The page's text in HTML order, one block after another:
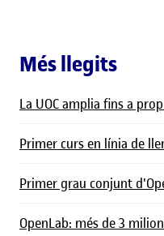
Més llegits
La UOC amplia fins a
Primer curs en línia de
Primer grau conjunt
OpenLab: més de 3